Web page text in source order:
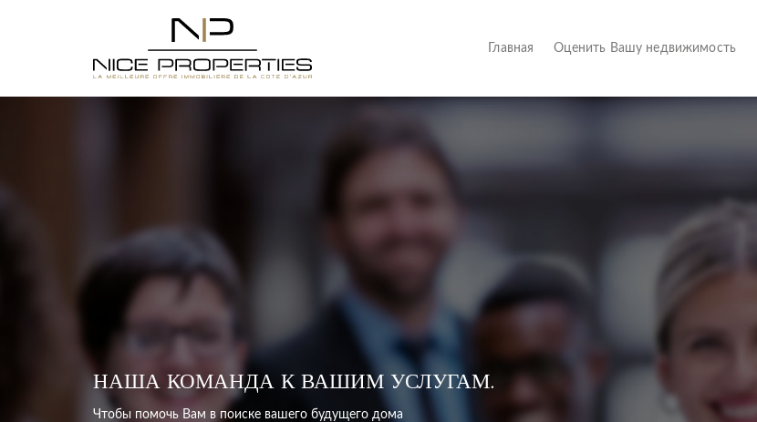
Главная (current)
Оценить Вашу недвижимость
НАША КОМАНДА К ВАШИМ УСЛУГАМ.
Чтобы помочь Вам в поиске вашего будущего дома